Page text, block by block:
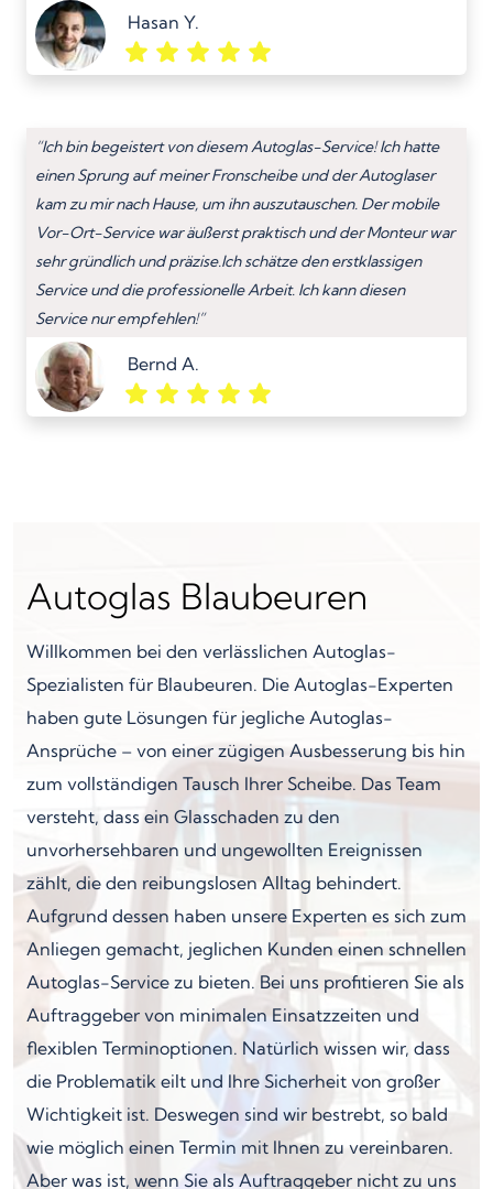
Hasan Y.
“Ich bin begeistert von diesem Autoglas-Service! Ich hatte
einen Sprung auf meiner Fronscheibe und der Autoglaser
kam zu mir nach Hause, um ihn auszutauschen. Der mobile
Vor-Ort-Service war äußerst praktisch und der Monteur war
sehr gründlich und präzise.Ich schätze den erstklassigen
Service und die professionelle Arbeit. Ich kann diesen
Service nur empfehlen!”
Bernd A.
Autoglas Blaubeuren
Willkommen bei den verlässlichen Autoglas-
Spezialisten für Blaubeuren. Die Autoglas-Experten
haben gute Lösungen für jegliche Autoglas-
Ansprüche – von einer zügigen Ausbesserung bis hin
zum vollständigen Tausch Ihrer Scheibe. Das Team
versteht, dass ein Glasschaden zu den
unvorhersehbaren und ungewollten Ereignissen
zählt, die den reibungslosen Alltag behindert.
Aufgrund dessen haben unsere Experten es sich zum
Anliegen gemacht, jeglichen Kunden einen schnellen
Autoglas-Service zu bieten. Bei uns profitieren Sie als
Auftraggeber von minimalen Einsatzzeiten und
flexiblen Terminoptionen. Natürlich wissen wir, dass
die Problematik eilt und Ihre Sicherheit von großer
Wichtigkeit ist. Deswegen sind wir bestrebt, so bald
wie möglich einen Termin mit Ihnen zu vereinbaren.
Aber was ist, wenn Sie als Auftraggeber nicht zu uns